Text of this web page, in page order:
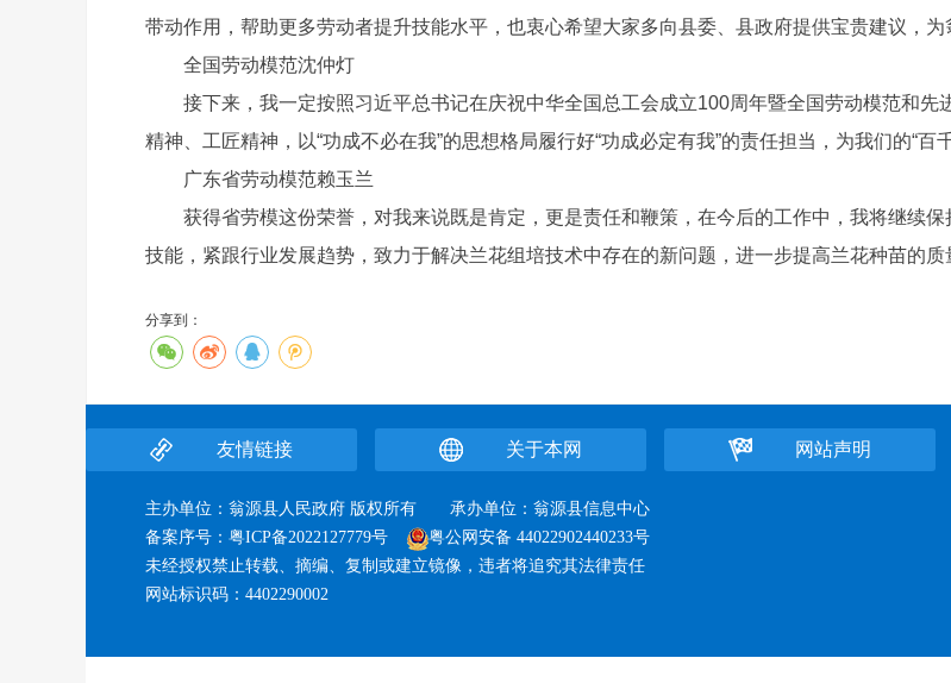
带动作用，帮助更多劳动者提升技能水平，也衷心希望大家多向县委、县政府提供宝贵建议，为
全国劳动模范沈仲灯
接下来，我一定按照习近平总书记在庆祝中华全国总工会成立100周年暨全国劳动模范和先
精神、工匠精神，以“功成不必在我”的思想格局履行好“功成必定有我”的责任担当，为我们的“百
广东省劳动模范赖玉兰
获得省劳模这份荣誉，对我来说既是肯定，更是责任和鞭策，在今后的工作中，我将继续保
技能，紧跟行业发展趋势，致力于解决兰花组培技术中存在的新问题，进一步提高兰花种苗的质
分享到：
友情链接 关于本网 网站声明
主办单位：翁源县人民政府 版权所有 承办单位：翁源县信息中心
备案序号： 粤ICP备2022127779号
粤公网安备 44022902440233号
未经授权禁止转载、摘编、复制或建立镜像，违者将追究其法律责任
网站标识码：4402290002